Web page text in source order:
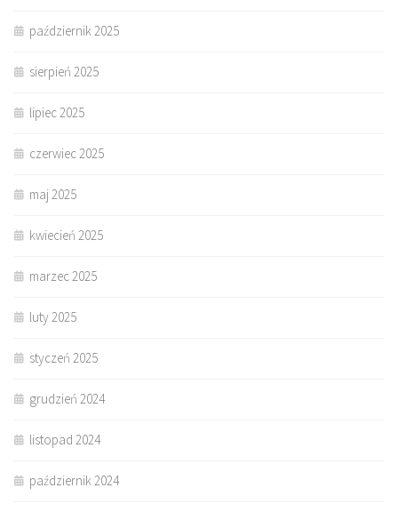
październik 2025
sierpień 2025
lipiec 2025
czerwiec 2025
maj 2025
kwiecień 2025
marzec 2025
luty 2025
styczeń 2025
grudzień 2024
listopad 2024
październik 2024